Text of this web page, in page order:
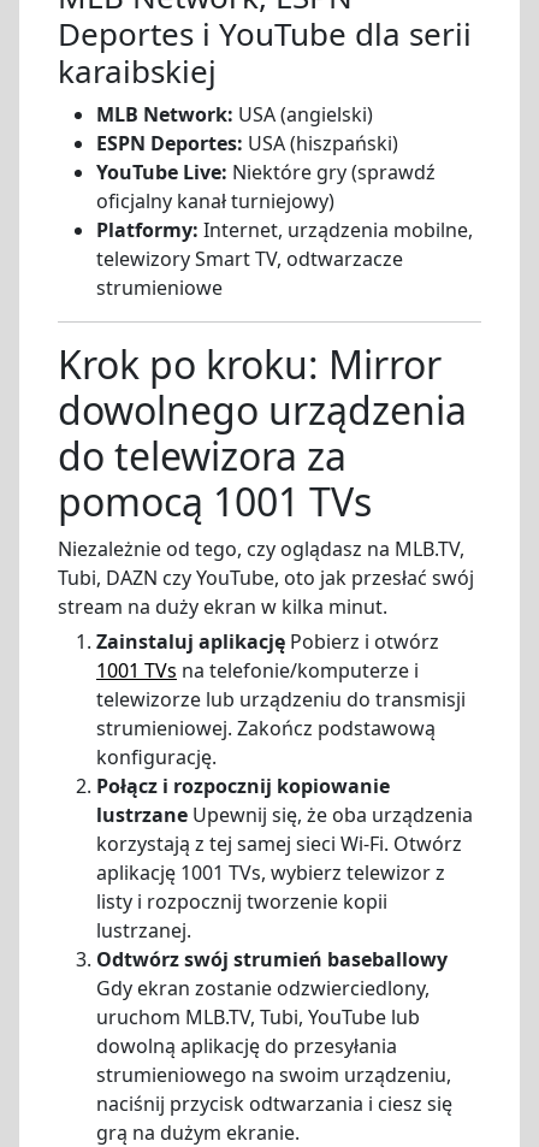
Deportes i YouTube dla serii
karaibskiej
MLB Network: USA (angielski)
ESPN Deportes: USA (hiszpański)
YouTube Live: Niektóre gry (sprawdź
oficjalny kanał turniejowy)
Platformy: Internet, urządzenia mobilne,
telewizory Smart TV, odtwarzacze
strumieniowe
Krok po kroku: Mirror
dowolnego urządzenia
do telewizora za
pomocą 1001 TVs
Niezależnie od tego, czy oglądasz na MLB.TV,
Tubi, DAZN czy YouTube, oto jak przesłać swój
stream na duży ekran w kilka minut.
Zainstaluj aplikację Pobierz i otwórz
1001 TVs na telefonie/komputerze i
telewizorze lub urządzeniu do transmisji
strumieniowej. Zakończ podstawową
konfigurację.
Połącz i rozpocznij kopiowanie
lustrzane Upewnij się, że oba urządzenia
korzystają z tej samej sieci Wi-Fi. Otwórz
aplikację 1001 TVs, wybierz telewizor z
listy i rozpocznij tworzenie kopii
lustrzanej.
Odtwórz swój strumień baseballowy
Gdy ekran zostanie odzwierciedlony,
uruchom MLB.TV, Tubi, YouTube lub
dowolną aplikację do przesyłania
strumieniowego na swoim urządzeniu,
naciśnij przycisk odtwarzania i ciesz się
grą na dużym ekranie.